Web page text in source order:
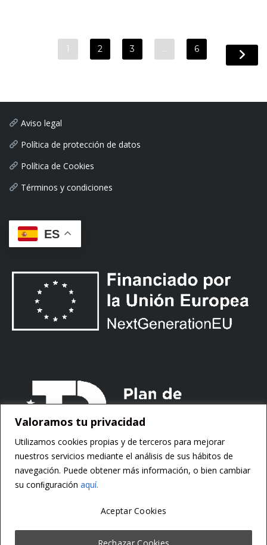
Valoramos tu privacidad
Utilizamos cookies propias y de terceros para mejorar
nuestros servicios mediante el análisis de sus hábitos de
navegación. Puede obtener más información, o bien cambiar
su conﬁguración aquí.
Rechazar Cookies
Aceptar Cookies
1 2 3 … 6
Aviso legal
Política de protección de datos
Política de Cookies
Términos y condiciones
ES